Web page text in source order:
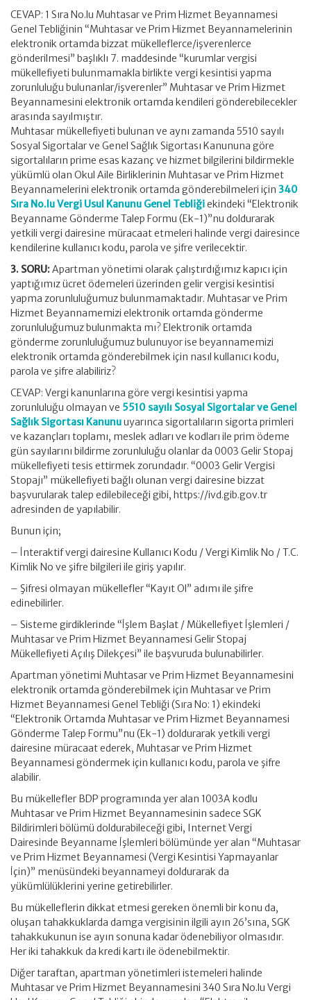
CEVAP: 1 Sıra No.lu Muhtasar ve Prim Hizmet Beyannamesi
Genel Tebliğinin “Muhtasar ve Prim Hizmet Beyannamelerinin
elektronik ortamda bizzat mükelleflerce/işverenlerce
gönderilmesi” başlıklı 7. maddesinde “kurumlar vergisi
mükellefiyeti bulunmamakla birlikte vergi kesintisi yapma
zorunluluğu bulunanlar/işverenler” Muhtasar ve Prim Hizmet
Beyannamesini elektronik ortamda kendileri gönderebilecekler
arasında sayılmıştır.
Muhtasar mükellefiyeti bulunan ve aynı zamanda 5510 sayılı
Sosyal Sigortalar ve Genel Sağlık Sigortası Kanununa göre
sigortalıların prime esas kazanç ve hizmet bilgilerini bildirmekle
yükümlü olan Okul Aile Birliklerinin Muhtasar ve Prim Hizmet
Beyannamelerini elektronik ortamda gönderebilmeleri için 340
Sıra No.lu Vergi Usul Kanunu Genel Tebliğiekindeki “Elektronik
Beyanname Gönderme Talep Formu (Ek-1)”nu doldurarak
yetkili vergi dairesine müracaat etmeleri halinde vergi dairesince
kendilerine kullanıcı kodu, parola ve şifre verilecektir.
3. SORU:Apartman yönetimi olarak çalıştırdığımız kapıcı için
yaptığımız ücret ödemeleri üzerinden gelir vergisi kesintisi
yapma zorunluluğumuz bulunmamaktadır. Muhtasar ve Prim
Hizmet Beyannamemizi elektronik ortamda gönderme
zorunluluğumuz bulunmakta mı? Elektronik ortamda
gönderme zorunluluğumuz bulunuyor ise beyannamemizi
elektronik ortamda gönderebilmek için nasıl kullanıcı kodu,
parola ve şifre alabiliriz?
CEVAP: Vergi kanunlarına göre vergi kesintisi yapma
zorunluluğu olmayan ve 5510 sayılı Sosyal Sigortalar ve Genel
Sağlık Sigortası Kanunuuyarınca sigortalıların sigorta primleri
ve kazançları toplamı, meslek adları ve kodları ile prim ödeme
gün sayılarını bildirme zorunluluğu olanlar da 0003 Gelir Stopaj
mükellefiyeti tesis ettirmek zorundadır. “0003 Gelir Vergisi
Stopajı” mükellefiyeti bağlı olunan vergi dairesine bizzat
başvurularak talep edilebileceği gibi, https://ivd.gib.gov.tr
adresinden de yapılabilir.
Bunun için;
– İnteraktif vergi dairesine Kullanıcı Kodu / Vergi Kimlik No / T.C.
Kimlik No ve şifre bilgileri ile giriş yapılır.
– Şifresi olmayan mükellefler “Kayıt Ol” adımı ile şifre
edinebilirler.
– Sisteme girdiklerinde “İşlem Başlat / Mükellefiyet İşlemleri /
Muhtasar ve Prim Hizmet Beyannamesi Gelir Stopaj
Mükellefiyeti Açılış Dilekçesi” ile başvuruda bulunabilirler.
Apartman yönetimi Muhtasar ve Prim Hizmet Beyannamesini
elektronik ortamda gönderebilmek için Muhtasar ve Prim
Hizmet Beyannamesi Genel Tebliği (Sıra No: 1) ekindeki
“Elektronik Ortamda Muhtasar ve Prim Hizmet Beyannamesi
Gönderme Talep Formu”nu (Ek-1) doldurarak yetkili vergi
dairesine müracaat ederek, Muhtasar ve Prim Hizmet
Beyannamesi göndermek için kullanıcı kodu, parola ve şifre
alabilir.
Bu mükellefler BDP programında yer alan 1003A kodlu
Muhtasar ve Prim Hizmet Beyannamesinin sadece SGK
Bildirimleri bölümü doldurabileceği gibi, Internet Vergi
Dairesinde Beyanname İşlemleri bölümünde yer alan “Muhtasar
ve Prim Hizmet Beyannamesi (Vergi Kesintisi Yapmayanlar
İçin)” menüsündeki beyannameyi doldurarak da
yükümlülüklerini yerine getirebilirler.
Bu mükelleflerin dikkat etmesi gereken önemli bir konu da,
oluşan tahakkuklarda damga vergisinin ilgili ayın 26’sına, SGK
tahakkukunun ise ayın sonuna kadar ödenebiliyor olmasıdır.
Her iki tahakkuk da kredi kartı ile ödenebilmektir.
Diğer taraftan, apartman yönetimleri istemeleri halinde
Muhtasar ve Prim Hizmet Beyannamesini 340 Sıra No.lu Vergi